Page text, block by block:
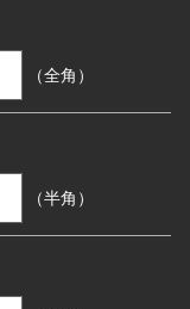
（全角）
（半角）